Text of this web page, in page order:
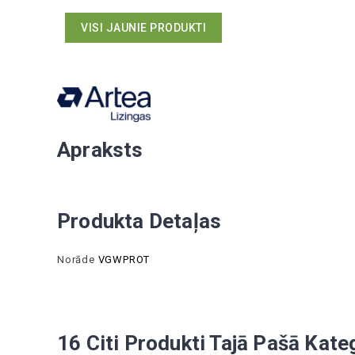
VISI JAUNIE PRODUKTI
Apraksts
Produkta Detaļas
Norāde VGWPROT
16 Citi Produkti Tajā Pašā